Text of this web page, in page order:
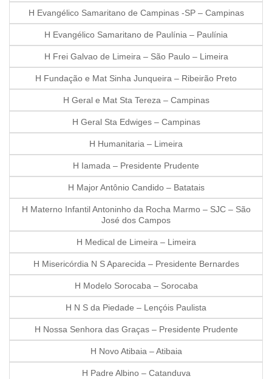
H Evangélico Samaritano de Campinas -SP – Campinas
H Evangélico Samaritano de Paulínia – Paulínia
H Frei Galvao de Limeira – São Paulo – Limeira
H Fundação e Mat Sinha Junqueira – Ribeirão Preto
H Geral e Mat Sta Tereza – Campinas
H Geral Sta Edwiges – Campinas
H Humanitaria – Limeira
H Iamada – Presidente Prudente
H Major Antônio Candido – Batatais
H Materno Infantil Antoninho da Rocha Marmo – SJC – São
José dos Campos
H Medical de Limeira – Limeira
H Misericórdia N S Aparecida – Presidente Bernardes
H Modelo Sorocaba – Sorocaba
H N S da Piedade – Lençóis Paulista
H Nossa Senhora das Graças – Presidente Prudente
H Novo Atibaia – Atibaia
H Padre Albino – Catanduva